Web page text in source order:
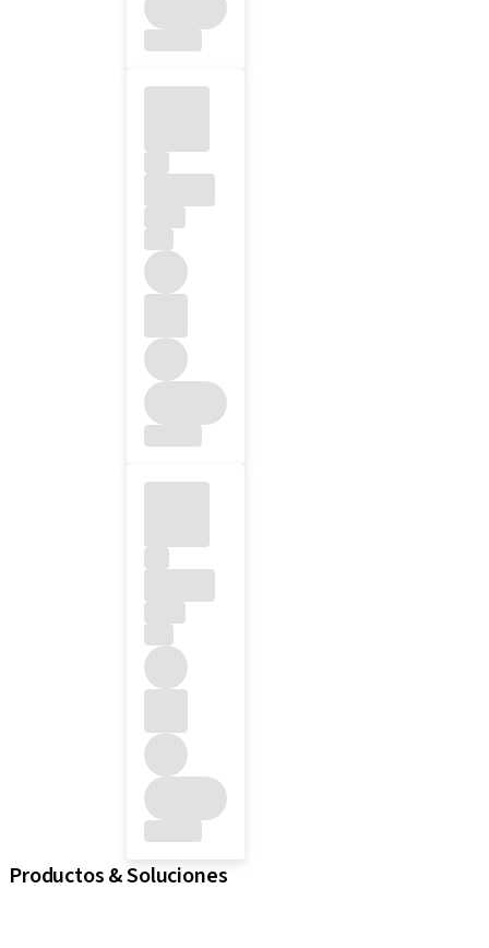
Productos & Soluciones